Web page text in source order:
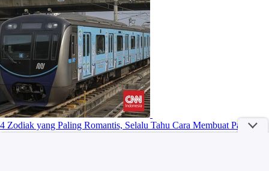
4 Zodiak yang Paling Romantis, Selalu Tahu Cara Membuat Pasangan
Bahagia